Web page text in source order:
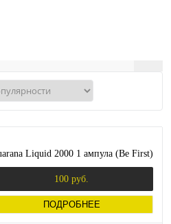
Liquid 2000 1 ампула (Be First)
100 руб.
ПОДРОБНЕЕ